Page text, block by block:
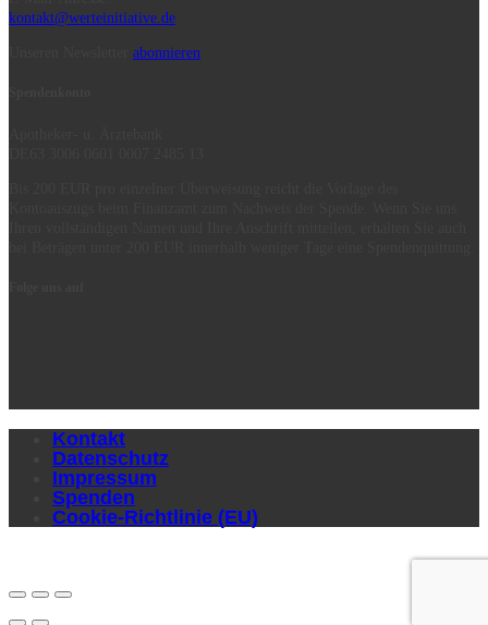
kontakt@werteinitiative.de
abonnieren
Kontakt
Datenschutz
Impressum
Spenden
Cookie-Richtlinie (EU)